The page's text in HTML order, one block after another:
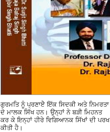
ਗੁਰਮਤਿ ਨੂੰ ਪ੍ਰਣਾਏੇ ਇੱਕ ਸਿਦਕੀ ਅਤੇ ਨਿਮਰਤਾ
ਦੇ ਮਾਲਕ ਸਿੱਖ ਹਨ। ਉਨ੍ਹਾਂ ਨੇ ਬੜੀ ਮਿਹਨਤ
ਕਰ ਕੇ ਇਨ੍ਹਾਂ ਹੀਰੇ ਵਿਗਿਆਨਕ ਸਿੱਖਾਂ ਦੀ ਪਰਖ
ਕੀਤੀ ਹੈ।